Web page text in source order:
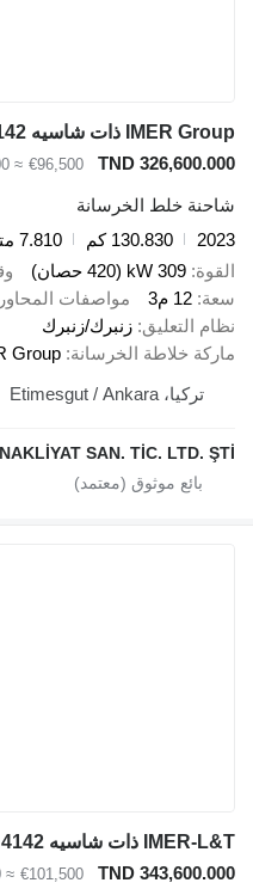
IMER Group ذات شاسيه Mercedes-Benz Arocs 4142
TND 326,600.000
€96,500
≈ $111,500
شاحنة خلط الخرسانة
2023
130.830 كم 7.810 متر / ساعة
القوة 309 kW (420 حصان)
سعة 12 م3 مواصفات المحاور
نظام التعليق زنبرك/زنبرك
ماركة خلاطة الخرسانة Group
تركيا، Etimesgut / Ankara
SAN. TİC. LTD. ŞTİ.
IMER-L&T ذات شاسيه Mercedes-Benz Arocs 4142
TND 343,600.000
€101,500
≈ $117,300